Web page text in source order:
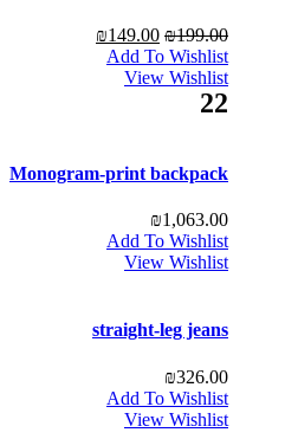
₪199.00
₪149.00
Add To Wishlist
View Wishlist
22
Monogram-print backpack
₪1,063.00
Add To Wishlist
View Wishlist
straight-leg jeans
₪326.00
Add To Wishlist
View Wishlist